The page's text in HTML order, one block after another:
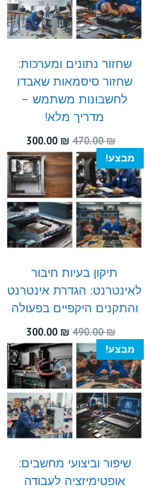
שחזור נתונים ומערכות:
שחזור סיסמאות שאבדו
לחשבונות משתמש –
מדריך מלא!
470.00₪
המחיר
המקורי
היה:
470.00 ₪.
300.00 ₪
המחיר
הנוכחי
הוא:
300.00 ₪.
מבצע!
תיקון בעיות חיבור
לאינטרנט: הגדרת אינטרנט
והתקנים היקפיים בפעולה
490.00₪
המחיר
המקורי
היה:
490.00 ₪.
300.00 ₪
המחיר
הנוכחי
הוא:
300.00 ₪.
מבצע!
שיפור וביצועי מחשבים:
אופטימיזציה לעבודה